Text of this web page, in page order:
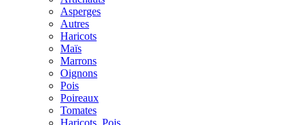
Asperges
Autres
Haricots
Maïs
Marrons
Oignons
Pois
Poireaux
Tomates
Haricots, Pois